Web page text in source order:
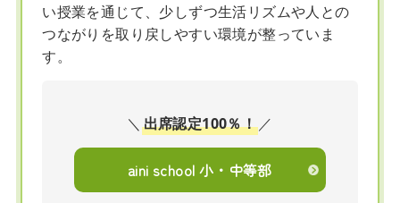
い授業を通じて、少しずつ生活リズムや人との
つながりを取り戻しやすい環境が整っていま
す。
＼ 出席認定100％！ ／
aini school 小・中等部